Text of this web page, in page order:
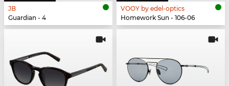
JB
Guardian - 4
VOOY by edel-optics
Homework Sun - 106-06